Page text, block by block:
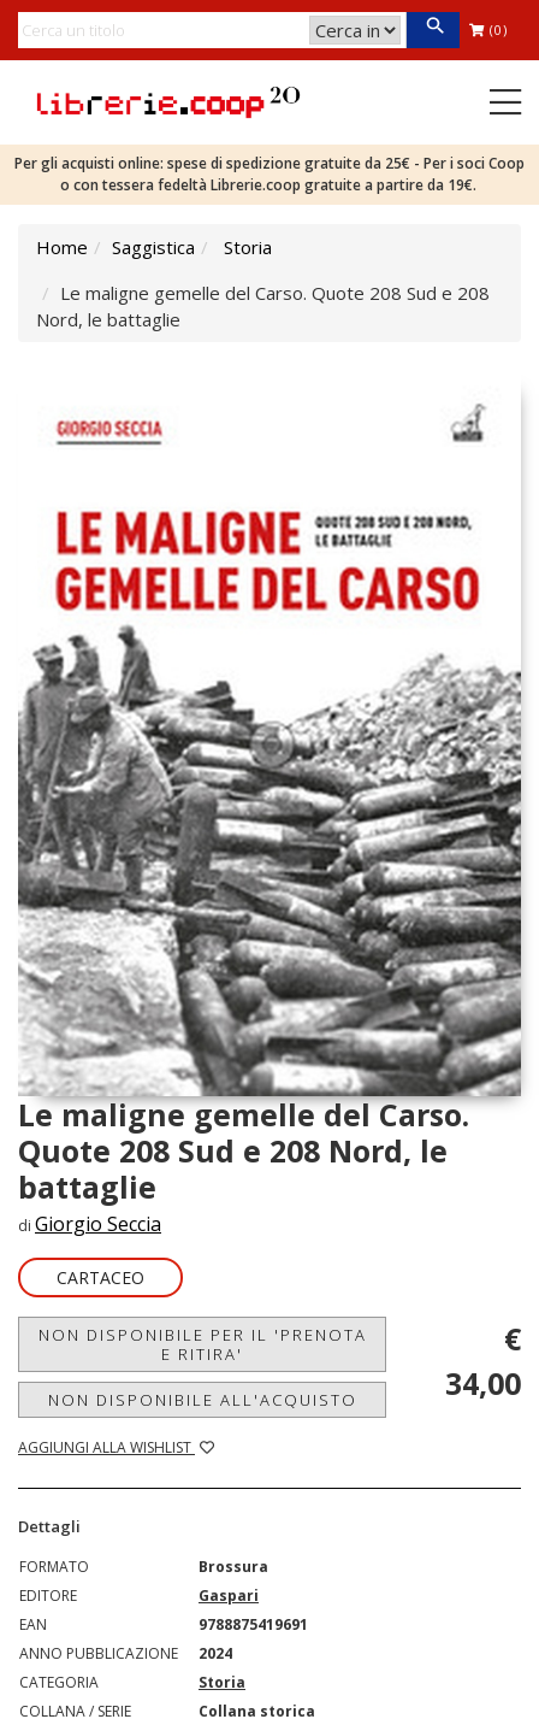
(0)
Per gli acquisti online: spese di spedizione gratuite da 25€ - Per i soci Coop
o con tessera fedeltà Librerie.coop gratuite a partire da 19€.
Home Saggistica
Storia
Le maligne gemelle del Carso. Quote 208 Sud e 208
Nord, le battaglie
Le maligne gemelle del Carso.
Quote 208 Sud e 208 Nord, le
battaglie
di Giorgio Seccia
CARTACEO
NON DISPONIBILE PER IL 'PRENOTA
E RITIRA'
NON DISPONIBILE ALL'ACQUISTO
AGGIUNGI ALLA WISHLIST
€
34,00
Dettagli
FORMATO
Brossura
EDITORE
Gaspari
EAN
9788875419691
ANNO PUBBLICAZIONE
2024
CATEGORIA
Storia
COLLANA / SERIE
Collana storica